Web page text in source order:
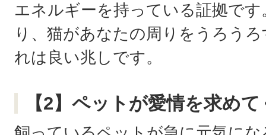
エネルギーを持っている証拠で
り、猫があなたの周りをうろう
れは良い兆しです。
【2】ペットが愛情を求め